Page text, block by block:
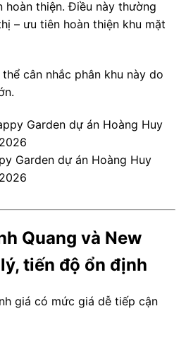
hoàn thiện. Điều này thường
– ưu tiên hoàn thiện khu mặt
cân nhắc phân khu này do
Garden dự án Hoàng Huy
Quang và New
tiến độ ổn định
giá có mức giá dễ tiếp cận